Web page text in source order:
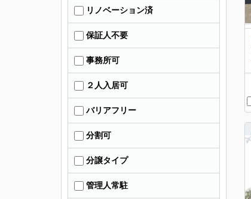
リノベーション済
保証人不要
事務所可
２人入居可
バリアフリー
分割可
分譲タイプ
管理人常駐